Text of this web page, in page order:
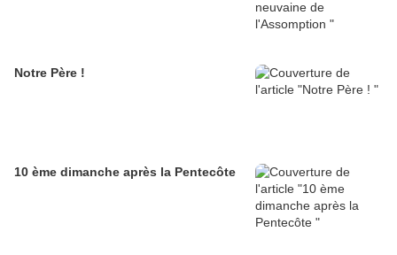
Notre Père !
10 ème dimanche après la Pentecôte